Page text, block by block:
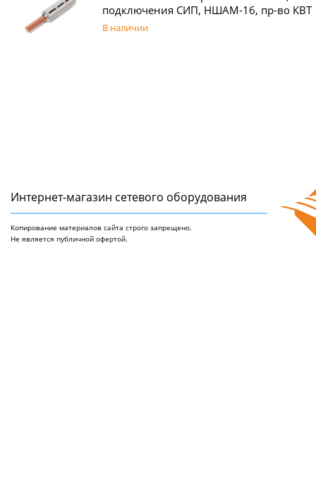
подключения СИП, НШАМ-16, пр-во КВТ
В наличии
Интернет-магазин сетeвого оборудования
Копирование материалов сайта строго запрещено.
Не является публичной офертой.